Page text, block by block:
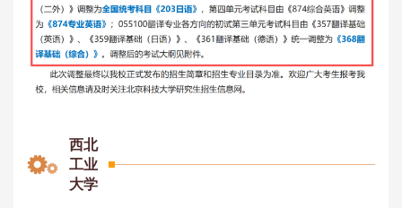
西北
工业
大学